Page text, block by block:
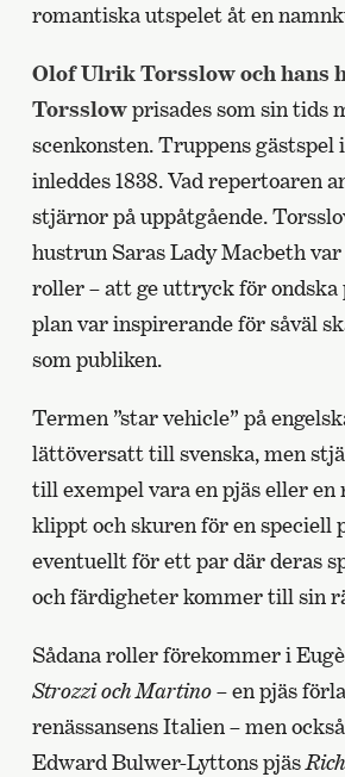
romantiska utspelet åt en
Olof Ulrik Torsslow och hans
Torsslowprisades som sin tids
scenkonsten. Truppens gästspel
inleddes 1838. Vad repertoaren
stjärnor på uppåtgående.
hustrun Saras Lady Macbeth
roller – att ge uttryck för ondska
plan var inspirerande för såväl
som publiken.
Termen ”star vehicle” på
lättöversatt till svenska, men
till exempel vara en pjäs eller en
klippt och skuren för en speciell
eventuellt för ett par där deras
och färdigheter kommer till sin
Sådana roller förekommer i
Strozzi och Martino– en pjäs
renässansens Italien – men
Edward Bulwer-Lyttons pjäs